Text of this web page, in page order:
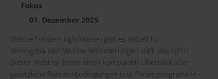
Fokus
01. Dezember 2025
Welche Fördermöglichkeiten gibt es aktuell für
Wohngebäude? Welche Anforderungen stellt das GEG?
Dieses Webinar bietet einen kompakten Überblick über
gesetzliche Rahmenbedingungen und Förderprogramme –